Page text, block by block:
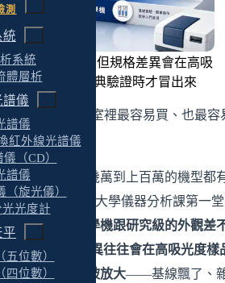
測
統
系統
體層析
譜儀
譜儀
紅外線光譜儀
（CD）
譜儀
旋光儀）
光度計
平
位數）
位數）
(Stray Light):高吸光度量測的隱形殺手
寬(Spectral Bandwidth, SBW):解析度的
定度:長時間量測的基線保障
vs 雙光束:是不是真正的分水嶺
圍:190–1100 nm 夠不夠用
場景反推等級
選擇:溫控、微量池、自動樣品器、積
座(Peltier)
多、操作差不多,但規格差異會在高吸
時間動力學、藥典驗證時才冒出來
度計大概是實驗室裡最容易買、也最容
因為市場上從幾萬到上百萬的機型都
Lambert 定律),大學儀器分析課第一
錯」是因為
教學機跟研究級的外觀差
不多,但規格差異往往會在高吸光度樣
藥典驗證時才被放大——基線飄了、